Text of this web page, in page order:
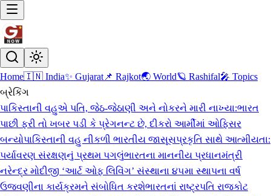
Home🇮🇳 India✨ Gujarat 📌 Rajkot🌏 World🪐 Rashifal🎤 Topics
બ્રેકિંગ
પાકિસ્તાની વહુએ પતિ, જેઠ-જેઠાણી અને નોકરને મારી નાખ્યા:ભારત
પાછી ફરી તો ખબર પડી કે પ્રેગનન્ટ છે, દીકરો આર્મીમાં ઓફિસર
બન્યોપાકિસ્તાની વહુ નીકળી ભારતીય જાસૂસપ્રકૃતિ સાથે આત્મીયતા:
પર્યાવરણ સંરક્ષણનું પ્રથમ પગલુંભારતના માનનીય પ્રધાનમંત્રી
નરેન્દ્ર મોદીજી ‘આર્ટ ઓફ લિવિંગ’ સંસ્થાના ૪૫મા સ્થાપના વર્ષ
ઉજવણીના કાર્યક્રમને સંબોધિત કરશેભારતનાં રાષ્ટ્રપતિ રાજકોટ